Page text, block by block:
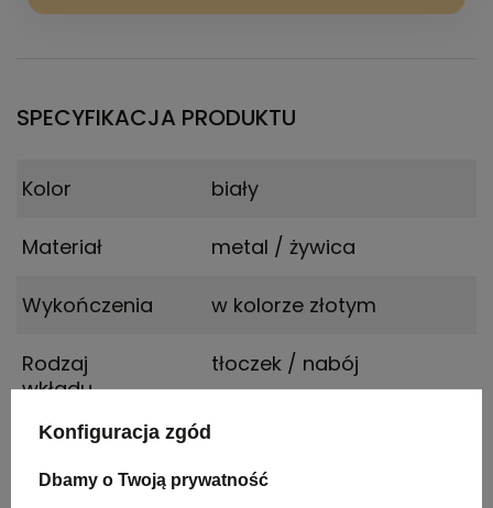
SPECYFIKACJA PRODUKTU
Kolor biały
Materiał metal / żywica
Wykończenia w kolorze złotym
Rodzaj
wkładu
tłoczek / nabój
Zamknięcie
Konfiguracja zgód
Dbamy o Twoją prywatność